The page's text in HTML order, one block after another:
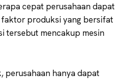
cepat perusahaan dapat
produksi yang bersifat
tersebut mencakup mesin
perusahaan hanya dapat